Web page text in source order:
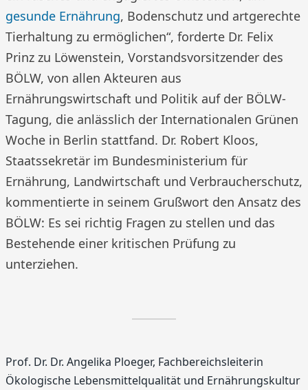
gesunde Ernährung, Bodenschutz und artgerechte
Tierhaltung zu ermöglichen“, forderte Dr. Felix
Prinz zu Löwenstein, Vorstandsvorsitzender des
BÖLW, von allen Akteuren aus
Ernährungswirtschaft und Politik auf der BÖLW-
Tagung, die anlässlich der Internationalen Grünen
Woche in Berlin stattfand. Dr. Robert Kloos,
Staatssekretär im Bundesministerium für
Ernährung, Landwirtschaft und Verbraucherschutz,
kommentierte in seinem Grußwort den Ansatz des
BÖLW: Es sei richtig Fragen zu stellen und das
Bestehende einer kritischen Prüfung zu
unterziehen.
Prof. Dr. Dr. Angelika Ploeger, Fachbereichsleiterin
Ökologische Lebensmittelqualität und Ernährungskultur